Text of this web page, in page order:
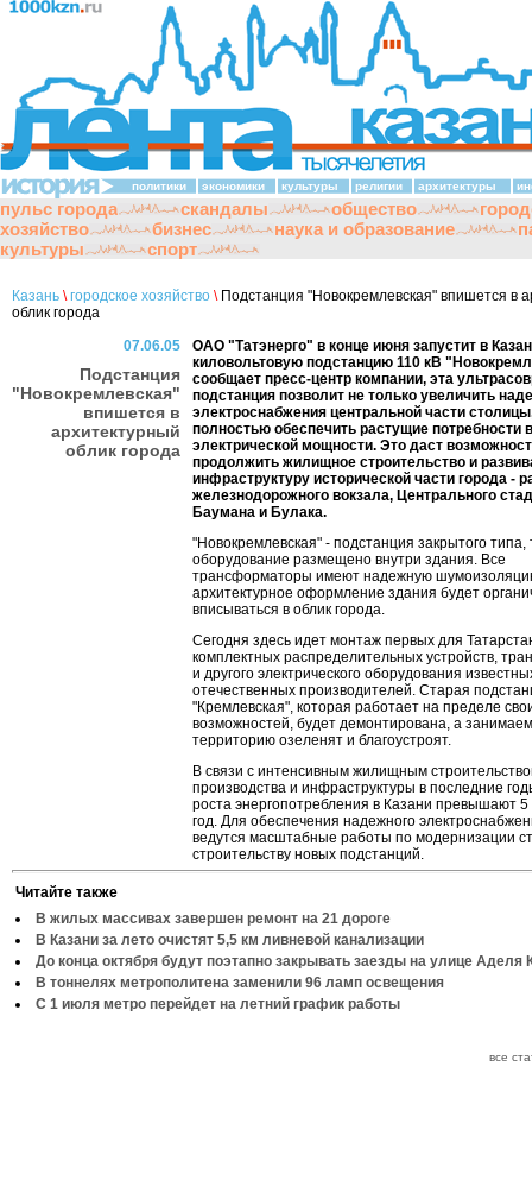
политики экономики культуры религии архитектуры
пульс города скандалы общество
хозяйство
бизнес наука и образование
культуры
спорт
Казань \ городское хозяйство \Подстанция "Новокремлевская" впишется в
облик города
07.06.05
Подстанция
"Новокремлевская"
впишется в
архитектурный
облик города
ОАО "Татэнерго" в конце июня запустит в
киловольтовую подстанцию 110 кВ
сообщает пресс-центр компании, эта
подстанция позволит не только увеличить
электроснабжения центральной части
полностью обеспечить растущие потребности в
электрической мощности. Это даст
продолжить жилищное строительство и
инфраструктуру исторической части города -
железнодорожного вокзала, Центрального
Баумана и Булака.
"Новокремлевская" - подстанция закрытого типа,
оборудование размещено внутри здания. Все
трансформаторы имеют надежную
архитектурное оформление здания будет
вписываться в облик города.
Сегодня здесь идет монтаж первых для
комплектных распределительных устройств,
и другого электрического оборудования
отечественных производителей. Старая
"Кремлевская", которая работает на пределе
возможностей, будет демонтирована, а
территорию озеленят и благоустроят.
В связи с интенсивным жилищным
производства и инфраструктуры в последние
роста энергопотребления в Казани превышают 5
год. Для обеспечения надежного
ведутся масштабные работы по модернизации
строительству новых подстанций.
Читайте также
В жилых массивах завершен ремонт на 21 дороге
В Казани за лето очистят 5,5 км ливневой канализации
До конца октября будут поэтапно закрывать заезды на улице Аделя
В тоннелях метрополитена заменили 96 ламп освещения
С 1 июля метро перейдет на летний график работы
все